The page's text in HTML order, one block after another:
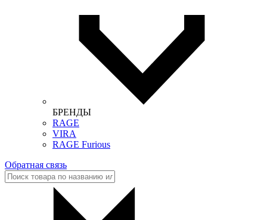
БРЕНДЫ
RAGE
VIRA
RAGE Furious
Обратная связь